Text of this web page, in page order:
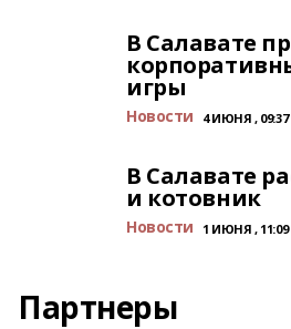
В Салавате
игры
Новости 4 ИЮНЯ , 09:37
В Салавате
и котовник
Новости 1 ИЮНЯ , 11:09
Партнеры